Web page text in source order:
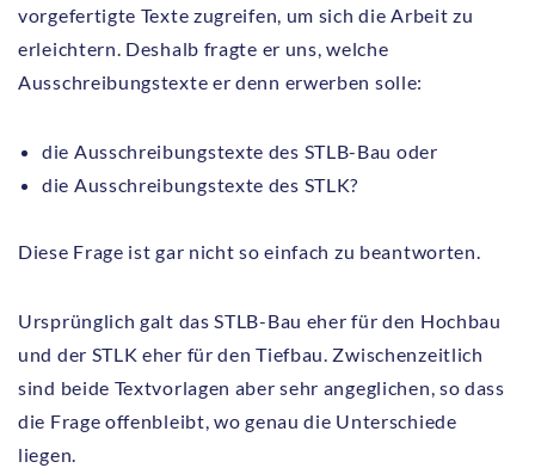
vorgefertigte Texte zugreifen, um sich die Arbeit zu
erleichtern. Deshalb fragte er uns, welche
Ausschreibungstexte er denn erwerben solle:
die Ausschreibungstexte des STLB-Bau oder
die Ausschreibungstexte des STLK?
Diese Frage ist gar nicht so einfach zu beantworten.
Ursprünglich galt das STLB-Bau eher für den Hochbau
und der STLK eher für den Tiefbau. Zwischenzeitlich
sind beide Textvorlagen aber sehr angeglichen, so dass
die Frage offenbleibt, wo genau die Unterschiede
liegen.